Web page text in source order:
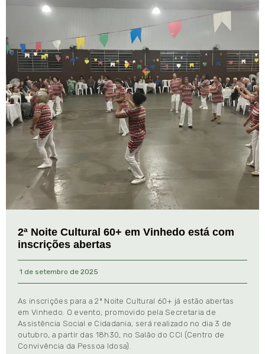
2ª Noite Cultural 60+ em Vinhedo está com
inscrições abertas
1 de setembro de 2025
As inscrições para a 2ª Noite Cultural 60+ já estão abertas
em Vinhedo. O evento, promovido pela Secretaria de
Assistência Social e Cidadania, será realizado no dia 3 de
outubro, a partir das 18h30, no Salão do CCI (Centro de
Convivência da Pessoa Idosa).